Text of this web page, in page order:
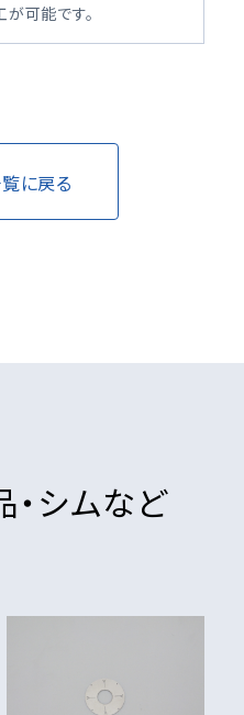
可能です。
に戻る
シムなど